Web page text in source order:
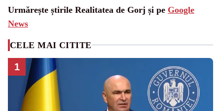
Urmărește știrile Realitatea de Gorj și pe Google
News
CELE MAI CITITE
1